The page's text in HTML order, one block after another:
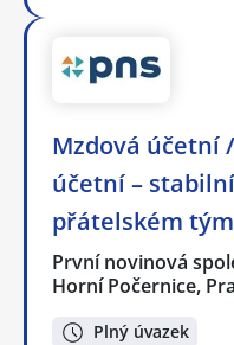
Mzdová účetní
účetní –
přátelském
První novinová
Horní Počernice,
Plný úvazek